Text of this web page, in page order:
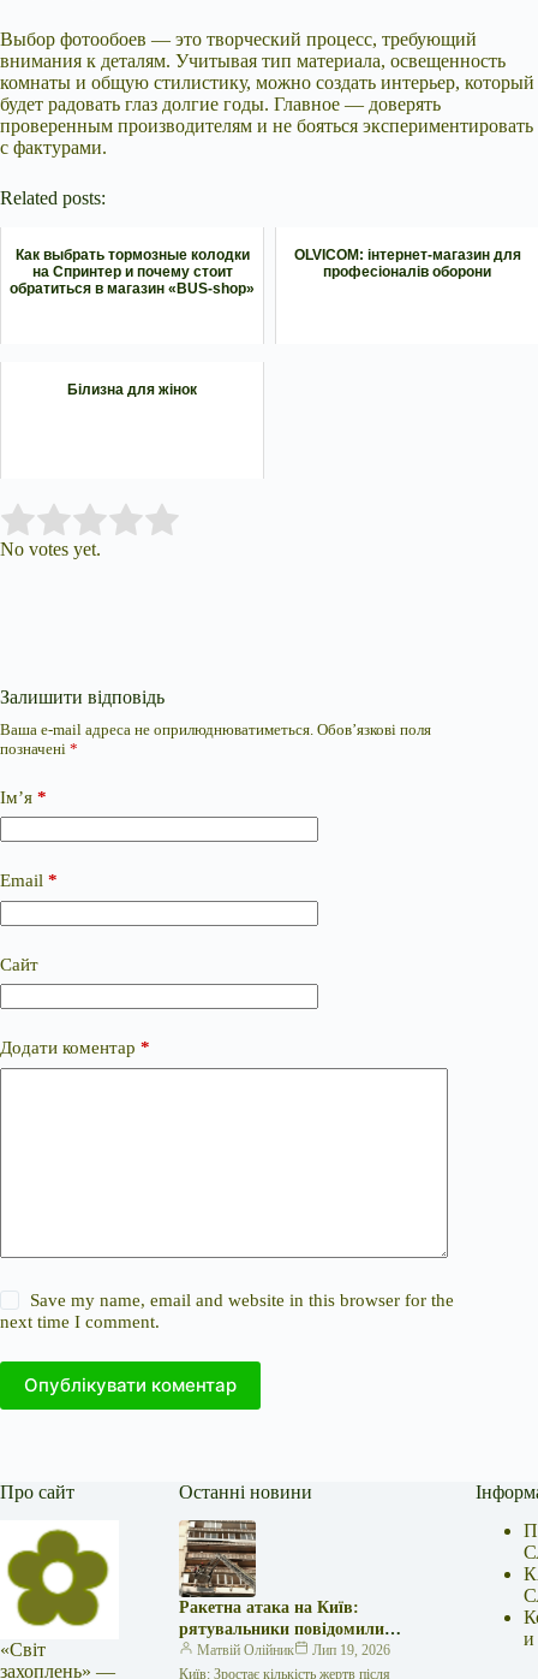
Выбор фотообоев — это творческий процесс, требующий
внимания к деталям. Учитывая тип материала, освещенность
комнаты и общую стилистику, можно создать интерьер, который
будет радовать глаз долгие годы. Главное — доверять
проверенным производителям и не бояться экспериментировать
с фактурами.
Related posts:
Как выбрать тормозные колодки
на Спринтер и почему стоит
обратиться в магазин «BUS-shop»
OLVICOM: інтернет-магазин для
професіоналів оборони
Білизна для жінок
Rate this item:
No votes yet.
Залишити відповідь
Ваша e-mail адреса не оприлюднюватиметься. Обов’язкові поля
позначені *
Ім’я *
Email *
Сайт
Додати коментар *
Save my name, email and website in this browser for the
next time I comment.
Опублікувати коментар
Про сайт
«Світ
захоплень» —
Останні новини
Ракетна атака на Київ:
рятувальники повідомили
про 15 поранених
Матвій Олійник
Лип 19, 2026
Київ: Зростає кількість жертв після
и